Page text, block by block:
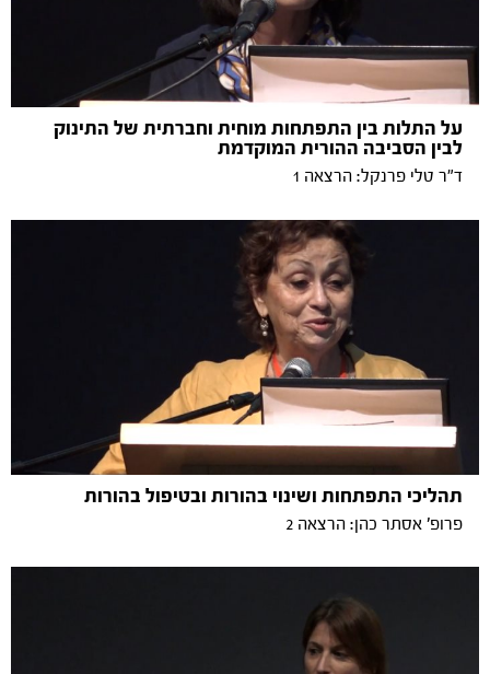
על התלות בין התפתחות מוחית וחברתית של התינוק
לבין הסביבה ההורית המוקדמת
ד"ר טלי פרנקל: הרצאה 1
תהליכי התפתחות ושינוי בהורות ובטיפול בהורות
פרופ' אסתר כהן: הרצאה 2